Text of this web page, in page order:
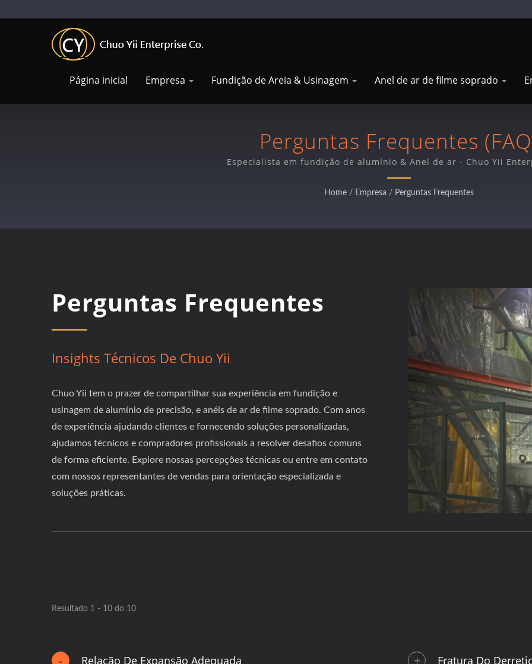
Página inicial Empresa Fundição de Areia & Usinagem Anel de ar de filme soprado
Perguntas Frequentes
Especialista em fundição de alumínio & Anel de ar - Chuo Yii
Home / Empresa / Perguntas Frequentes
Perguntas Frequentes
Insights Técnicos De Chuo Yii
Chuo Yii tem o prazer de compartilhar sua experiência em fundição e
usinagem de alumínio de precisão, e anéis de ar de filme soprado. Com anos
de experiência ajudando clientes e fornecendo soluções personalizadas,
ajudamos técnicos e compradores profissionais a resolver desafios comuns
de forma eficiente. Explore nossas percepções técnicas ou entre em contato
com nossos representantes de vendas para orientação especializada e
soluções práticas.
Resultado 1 - 10 do 10
Relação De Expansão Adequada Fratura Do